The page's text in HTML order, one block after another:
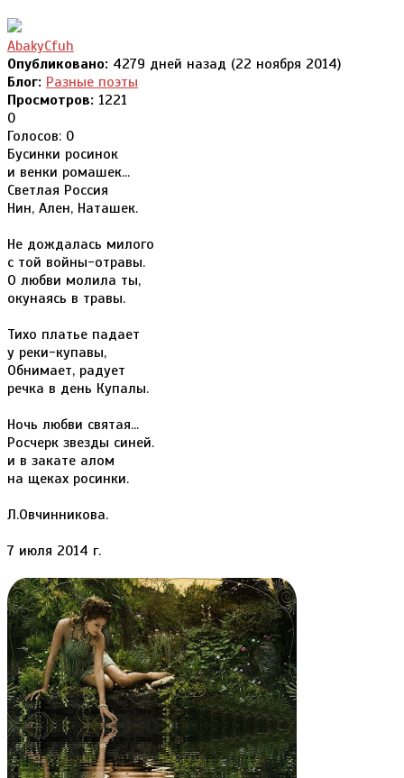
AbakyCfuh
Опубликовано: 4279 дней назад (22 ноября 2014)
Блог: Разные поэты
Просмотров: 1221
0
Голосов: 0
Бусинки росинок
и венки ромашек...
Светлая Россия
Нин, Ален, Наташек.
Не дождалась милого
с той войны-отравы.
О любви молила ты,
окунаясь в травы.
Тихо платье падает
у реки-купавы,
Обнимает, радует
речка в день Купалы.
Ночь любви святая...
Росчерк звезды синей.
и в закате алом
на щеках росинки.
Л.Овчинникова.
7 июля 2014 г.